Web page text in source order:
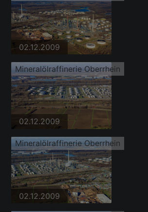
02.12.2009
Mineralölraffinerie Oberrhein
02.12.2009
Mineralölraffinerie Oberrhein
02.12.2009